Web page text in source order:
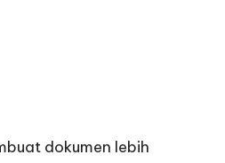
dokumen lebih